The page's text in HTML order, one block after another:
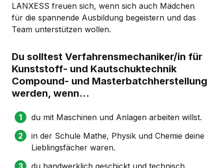
LANXESS freuen sich, wenn sich auch Mädchen
für die spannende Ausbildung begeistern und das
Team unterstützen wollen.
Du solltest Verfahrensmechaniker/in für
Kunststoff- und Kautschuktechnik
Compound- und Masterbatchherstellung
werden, wenn...
du mit Maschinen und Anlagen arbeiten willst.
in der Schule Mathe, Physik und Chemie deine
Lieblingsfächer waren.
du handwerklich geschickt und technisch